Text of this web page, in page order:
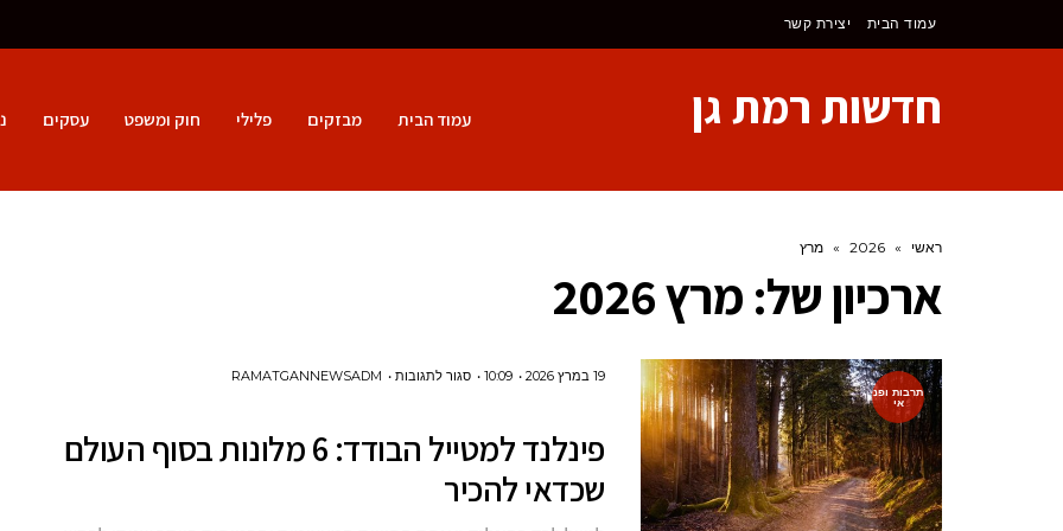
עמוד הבית יצירת קשר
חדשות רמת גן עמוד הבית מבזקים פלילי חוק ומשפט עסקים
ראשי »
2026
» מרץ
ארכיון של: מרץ 2026
תרבות ופנ
אי
19 במרץ 2026 10:09 סגור לתגובותעל
למטייל
RAMATGANNEWSADM
פינלנד למטייל הבודד: 6 מלונות בסוף העולם
שכדאי להכיר